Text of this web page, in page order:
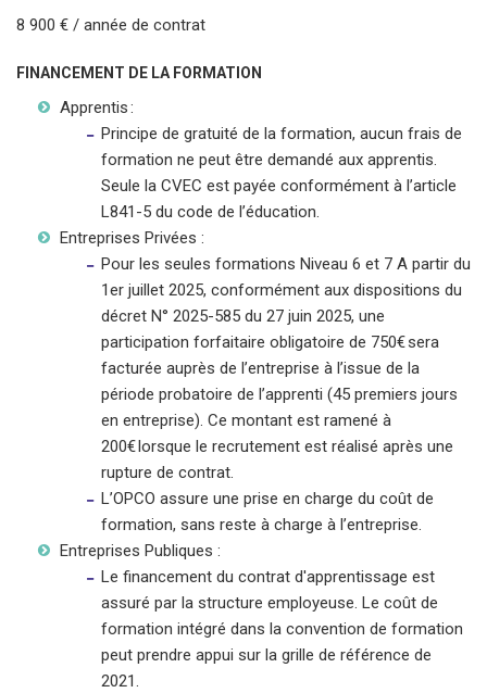
8 900 € / année de contrat
FINANCEMENT DE LA FORMATION
Apprentis :
Principe de gratuité de la formation, aucun frais de
formation ne peut être demandé aux apprentis.
Seule la CVEC est payée conformément à l’article
L841-5 du code de l’éducation.
Entreprises Privées :
Pour les seules formations Niveau 6 et 7 A partir du
1er juillet 2025, conformément aux dispositions du
décret N° 2025-585 du 27 juin 2025, une
participation forfaitaire obligatoire de 750€ sera
facturée auprès de l’entreprise à l’issue de la
période probatoire de l’apprenti (45 premiers jours
en entreprise). Ce montant est ramené à
200€ lorsque le recrutement est réalisé après une
rupture de contrat.
L’OPCO assure une prise en charge du coût de
formation, sans reste à charge à l’entreprise.
Entreprises Publiques :
Le financement du contrat d'apprentissage est
assuré par la structure employeuse. Le coût de
formation intégré dans la convention de formation
peut prendre appui sur la grille de référence de
2021.